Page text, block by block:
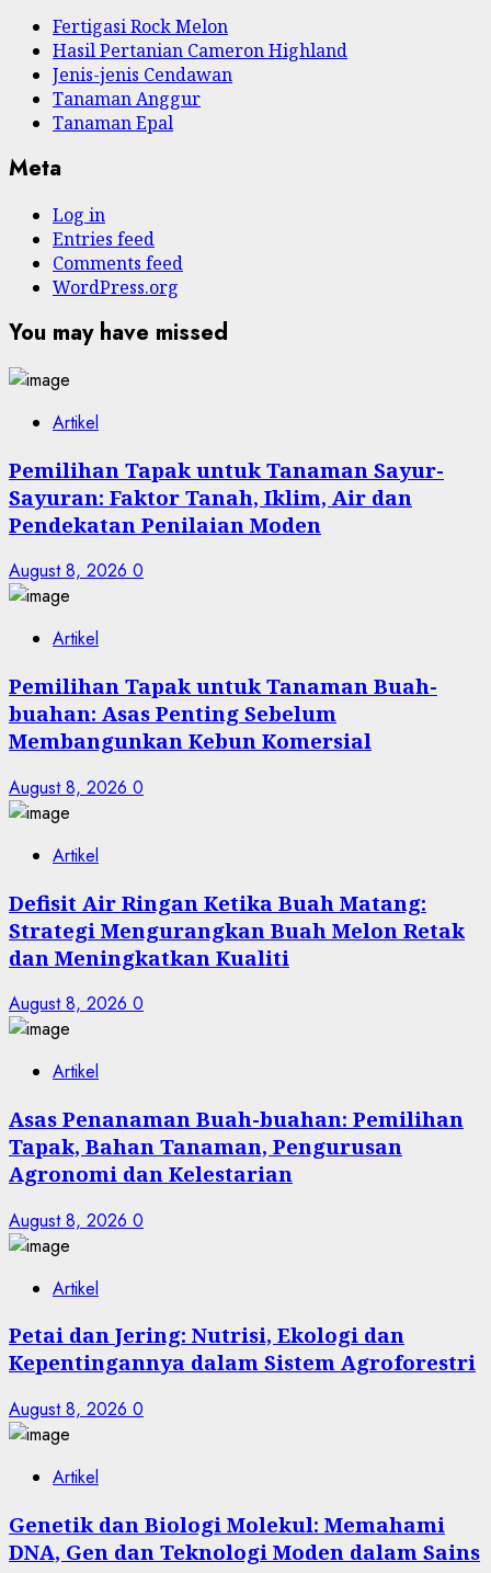
Fertigasi Rock Melon
Hasil Pertanian Cameron Highland
Jenis-jenis Cendawan
Tanaman Anggur
Tanaman Epal
Meta
Log in
Entries feed
Comments feed
WordPress.org
You may have missed
Artikel
Pemilihan Tapak untuk Tanaman Sayur-
Sayuran: Faktor Tanah, Iklim, Air dan
Pendekatan Penilaian Moden
August 8, 2026 0
Artikel
Pemilihan Tapak untuk Tanaman Buah-
buahan: Asas Penting Sebelum
Membangunkan Kebun Komersial
August 8, 2026 0
Artikel
Defisit Air Ringan Ketika Buah Matang:
Strategi Mengurangkan Buah Melon Retak
dan Meningkatkan Kualiti
August 8, 2026 0
Artikel
Asas Penanaman Buah-buahan: Pemilihan
Tapak, Bahan Tanaman, Pengurusan
Agronomi dan Kelestarian
August 8, 2026 0
Artikel
Petai dan Jering: Nutrisi, Ekologi dan
Kepentingannya dalam Sistem Agroforestri
August 8, 2026 0
Artikel
Genetik dan Biologi Molekul: Memahami
DNA, Gen dan Teknologi Moden dalam Sains